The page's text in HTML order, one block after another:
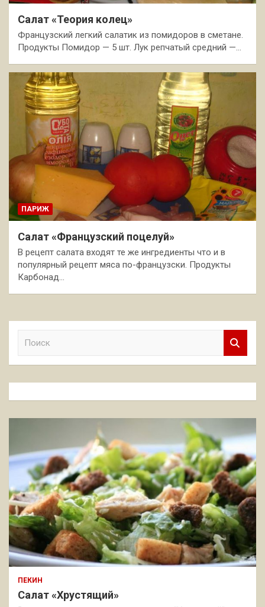
Салат «Теория колец»
Французский легкий салатик из помидоров в сметане.
Продукты Помидор — 5 шт. Лук репчатый средний —…
ПАРИЖ
Салат «Французский поцелуй»
В рецепт салата входят те же ингредиенты что и в
популярный рецепт мяса по-французски. Продукты
Карбонад…
к
ПЕКИН
Салат «Хрустящий»